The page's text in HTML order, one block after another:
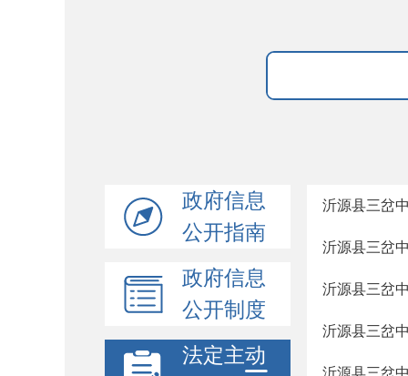
政府信息
公开指南
政府信息
公开制度
法定主动
沂源县三岔
沂源县三岔
沂源县三岔
沂源县三岔
沂源县三岔